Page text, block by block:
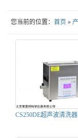
您当前的位置： 首页 »
CS250DE超声波清洗